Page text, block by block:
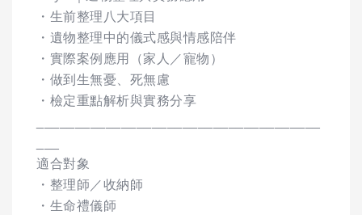
・生前整理八大項目
・遺物整理中的儀式感與情感陪伴
・實際案例應用（家人／寵物）
・做到生無憂、死無慮
・檢定重點解析與實務分享
適合對象
・整理師／收納師
・生命禮儀師